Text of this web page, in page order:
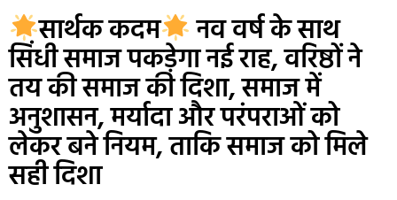
सार्थक कदम नव वर्ष के साथ
सिंधी समाज पकड़ेगा नई राह, वरिष्ठों ने
तय की समाज की दिशा, समाज में
अनुशासन, मर्यादा और परंपराओं को
लेकर बने नियम, ताकि समाज को मिले
सही दिशा